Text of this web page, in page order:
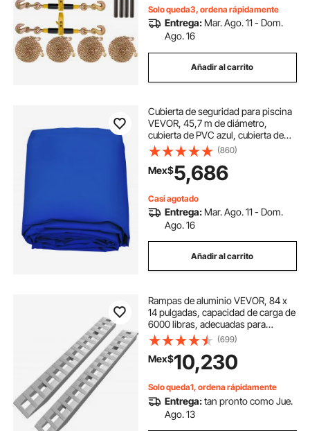
Solo queda3, ordena rápidamente
Entrega: Mar. Ago. 11 - Dom.
Ago. 16
Añadir al carrito
Cubierta de seguridad para piscina
VEVOR, 45,7 m de diámetro,
cubierta de PVC azul, cubierta de
seguridad redonda para piscina
enterrada, cubierta sólida para
piscina, protección invernal.
(860)
Mex$5,686
Casi agotado
Entrega: Mar. Ago. 11 - Dom.
Ago. 16
Añadir al carrito
Rampas de aluminio VEVOR, 84 x
14 pulgadas, capacidad de carga de
6000 libras, adecuadas para
automóviles, camiones y vehículos
todo terreno, incluye 2 rampas
(699)
Mex$10,230
Solo queda1, ordena rápidamente
Entrega:tan pronto como Jue.
Ago. 13